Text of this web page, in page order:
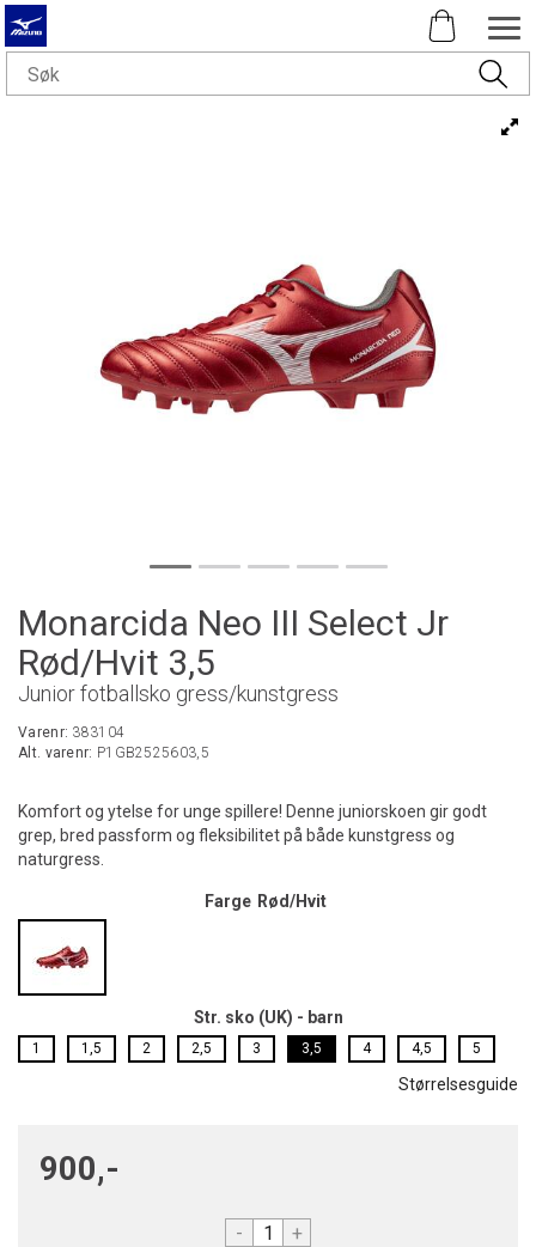
Monarcida Neo III Select Jr
Rød/Hvit 3,5
Junior fotballsko gress/kunstgress
Varenr: 383104
Alt. varenr: P1GB2525603,5
Komfort og ytelse for unge spillere! Denne juniorskoen gir godt
grep, bred passform og fleksibilitet på både kunstgress og
naturgress.
Farge Rød/Hvit
Str. sko (UK) - barn
1 1,5 2 2,5 3 3,5 4 4,5 5
Størrelsesguide
900,-
- +